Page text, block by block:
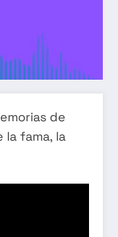
de
fama, la